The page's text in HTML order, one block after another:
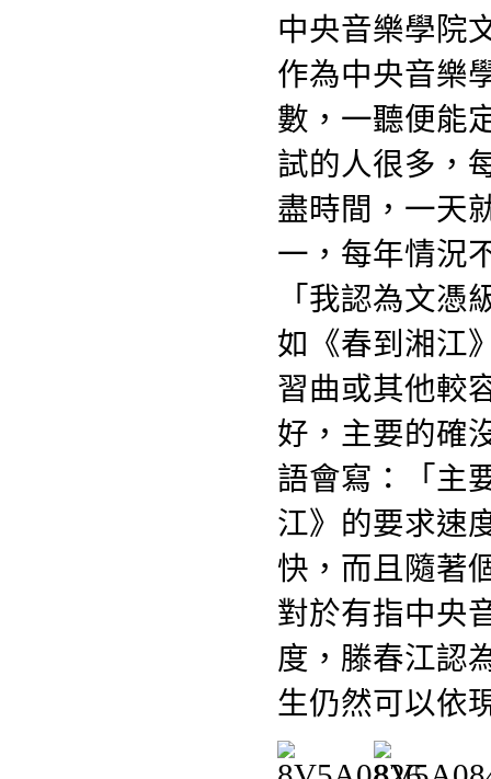
中央音樂學院
作為中央音樂
數，一聽便能
試的人很多，
盡時間，一天
一，每年情況
「我認為文
如《春到湘江
習曲或其他較
好，主要的確
語會寫：「主
江》的要求速
快，而且隨著
對於有指中央
度，滕春江認
生仍然可以依